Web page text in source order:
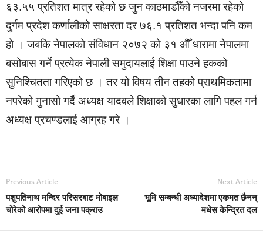
६३.५५ प्रतिशत मात्र रहेको छ जुन काठमाडौँको नजरमा रहेको
दुर्गम प्रदेश कर्णालीको साक्षरता दर ७६.१ प्रतिशत भन्दा पनि कम
हो । जबकि नेपालको संविधान २०७२ को ३१ औँ धारामा नेपालमा
बसोबास गर्ने प्रत्येक नेपाली समुदायलाई शिक्षा पाउने हकको
सुनिश्चितता गरिएको छ । तर यो विषय तीन तहको प्राथमिकतामा
नपरेको गुनासो गर्दै अध्यक्ष यादवले शिक्षाको सुधारका लागि पहल गर्न
अध्यक्ष प्रचण्डलाई आग्रह गरे ।
Previous Article
पशुपतिनाथ मन्दिर परिसरबाट मोबाइल
चोरेको आरोपमा दुई जना पक्राउ
Next Article
भूमि सम्बन्धी अध्यादेशमा एकमत छैनन्
मधेस केन्द्रित दल